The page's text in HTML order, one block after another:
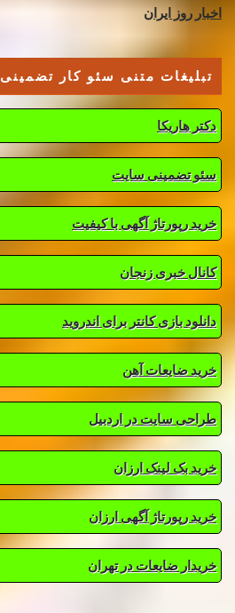
اخبار روز ایران
تبلیغات متنی سئو کار تضمینی
دکتر هاریکا
سئو تضمینی سایت
خرید رپورتاژ آگهی با کیفیت
کانال خبری زنجان
دانلود بازی کانتر برای اندروید
خرید ضایعات آهن
طراحی سایت در اردبیل
خرید بک لینک ارزان
خرید رپورتاژ آگهی ارزان
خریدار ضایعات در تهران